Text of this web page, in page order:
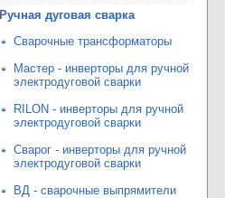
Ручная дуговая сварка
Сварочные трансформаторы
Мастер - инверторы для ручной
электродуговой сварки
RILON - инверторы для ручной
электродуговой сварки
Сварог - инверторы для ручной
электродуговой сварки
ВД - сварочные выпрямители